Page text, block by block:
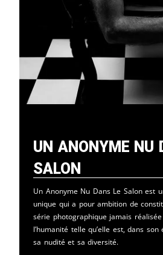
Un Anonyme Nu
Salon
Un Anonyme Nu Dans Le Salon est
unique qui a pour ambition de
série photographique jamais
l’humanité telle qu’elle est, dans
sa nudité et sa diversité.